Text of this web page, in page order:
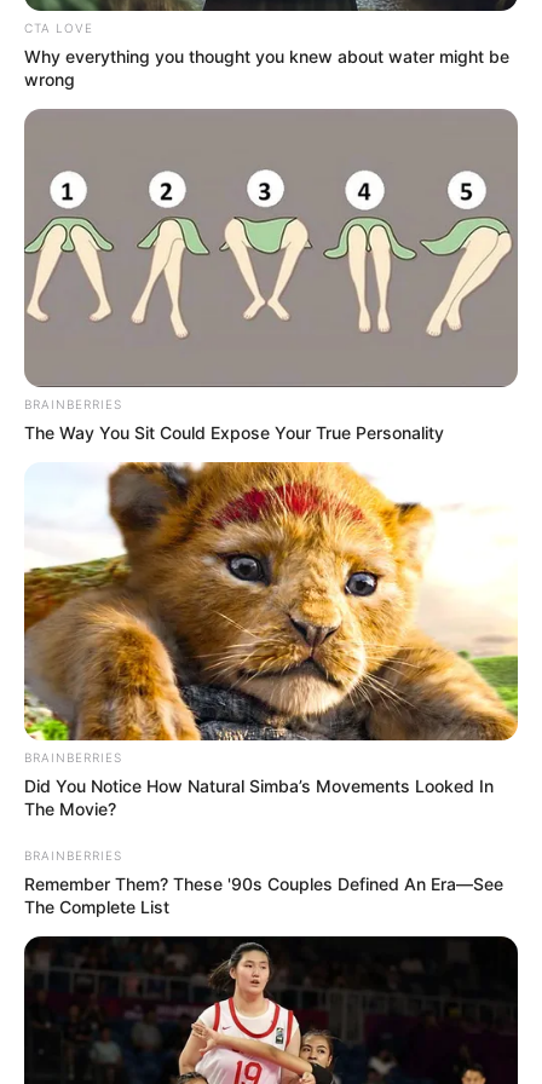
НАМ ПИШУТЬ ПОДІЇ
Коли «Дія» не діє: ужгородці
скаржаться на неможливість
отримання президентських 8000 грн
бізнесу у вигляді компенсації 8000 карантинних
гривень ФОПам не діє. У підтвердження
надсилають відео про несправність програми
«Дія». Нагадаємо, що раніше Володимир
Зеленський ініціював одноразову…
CTA LOVE
Why everything you thought you knew about water might be
wrong
BRAINBERRIES
The Way You Sit Could Expose Your True Personality
BRAINBERRIES
Did You Notice How Natural Simba’s Movements Looked In
The Movie?
BRAINBERRIES
Remember Them? These '90s Couples Defined An Era—See
The Complete List